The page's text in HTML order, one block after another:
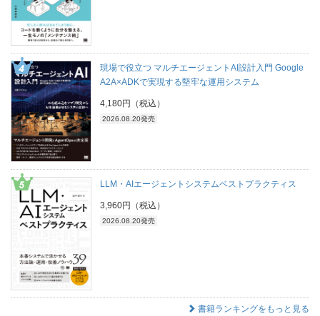
現場で役立つ マルチエージェントAI設計入門 Google
A2A×ADKで実現する堅牢な運用システム
4,180円（税込）
2026.08.20発売
LLM・AIエージェントシステムベストプラクティス
3,960円（税込）
2026.08.20発売
書籍ランキングをもっと見る